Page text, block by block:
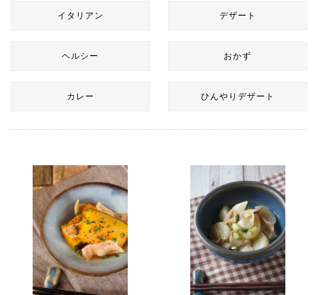
イタリアン デザート
ヘルシー おかず
カレー ひんやりデザート